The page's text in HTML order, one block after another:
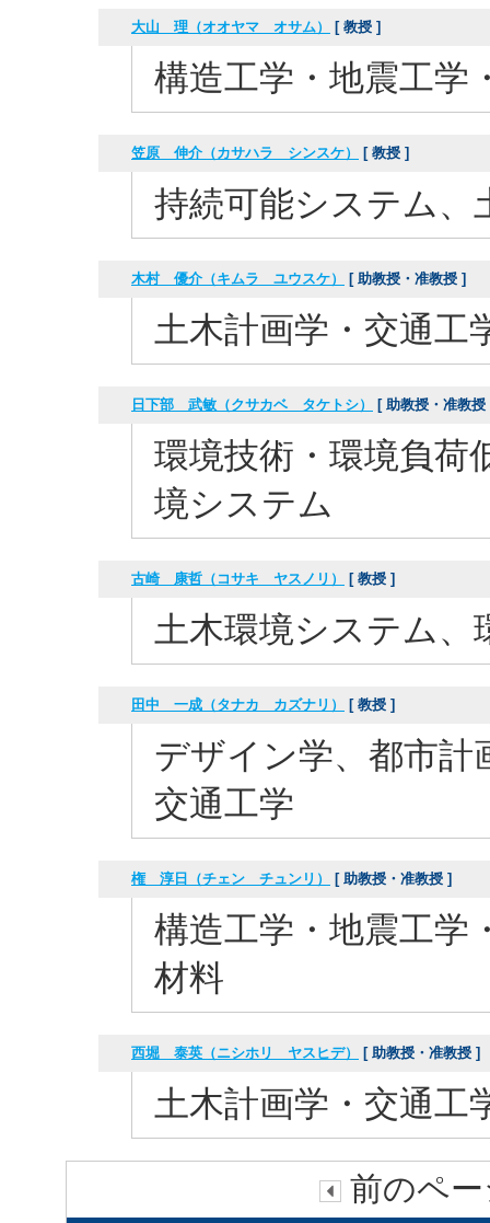
大山 理（オオヤマ オサム） [ 教授 ]
構造工学・地震工学
笠原 伸介（カサハラ シンスケ） [ 教授 ]
持続可能システム、
木村 優介（キムラ ユウスケ） [ 助教授・准教授 ]
土木計画学・交通工
日下部 武敏（クサカベ タケトシ） [ 助教授・准教授
環境技術・環境負荷
境システム
古崎 康哲（コサキ ヤスノリ） [ 教授 ]
土木環境システム、
田中 一成（タナカ カズナリ） [ 教授 ]
デザイン学、都市計
交通工学
権 淳日（チェン チュンリ） [ 助教授・准教授 ]
構造工学・地震工学
材料
西堀 泰英（ニシホリ ヤスヒデ） [ 助教授・准教授 ]
土木計画学・交通工
前のペ